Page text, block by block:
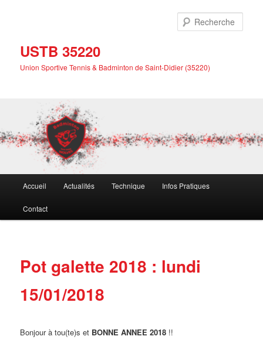
USTB 35220
Union Sportive Tennis & Badminton de Saint-Didier (35220)
principal
Accueil Actualités Technique Infos Pratiques
Contact
Pot galette 2018 : lundi
15/01/2018
Bonjour à tou(te)s et BONNE ANNEE 2018 !!